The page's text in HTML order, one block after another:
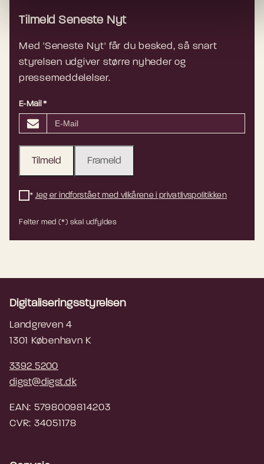
Tilmeld Seneste Nyt
Med 'Seneste Nyt' får du besked, så snart
styrelsen udgiver større nyheder og
pressemeddelelser.
E-Mail *
Tilmeld Frameld
* Jeg er indforstået med vilkårene i privatlivspolitikken
Felter med (*) skal udfyldes
Digitaliseringsstyrelsen
Landgreven 4
1301 København K
3392 5200
digst@digst.dk
EAN: 5798009814203
CVR: 34051178